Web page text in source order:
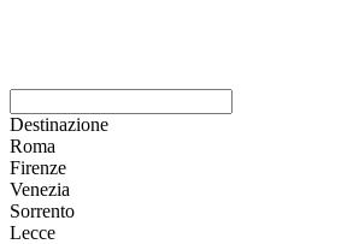
Destinazione
Roma
Firenze
Venezia
Sorrento
Lecce